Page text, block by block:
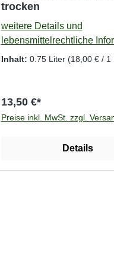
trocken
weitere Details und
lebensmittelrechtliche
Inhalt: 0.75 Liter (18,00 € / 1
13,50 €*
Preise inkl. MwSt. zzgl.
Details